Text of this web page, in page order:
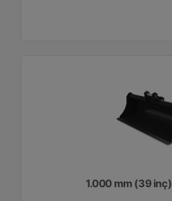
1.000 mm (39 inç)